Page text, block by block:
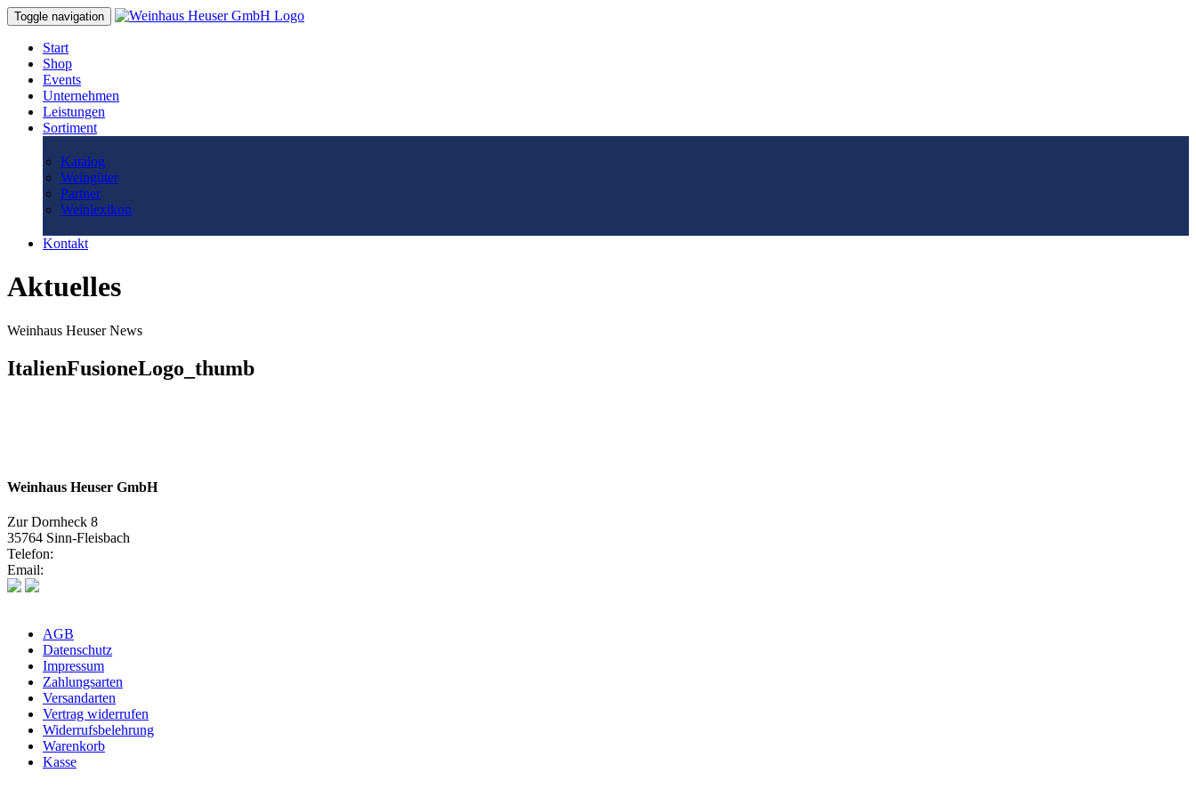
Toggle navigation
Start
Shop
Events
Unternehmen
Leistungen
Sortiment
Katalog
Weingüter
Partner
Weinlexikon
Kontakt
Aktuelles
Weinhaus Heuser News
ItalienFusioneLogo_thumb
Weinhaus Heuser GmbH
Zur Dornheck 8
35764 Sinn-Fleisbach
Telefon:
Email:
AGB
Datenschutz
Impressum
Zahlungsarten
Versandarten
Vertrag widerrufen
Widerrufsbelehrung
Warenkorb
Kasse